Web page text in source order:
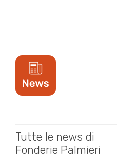
Tutte le news di
Fonderie Palmieri